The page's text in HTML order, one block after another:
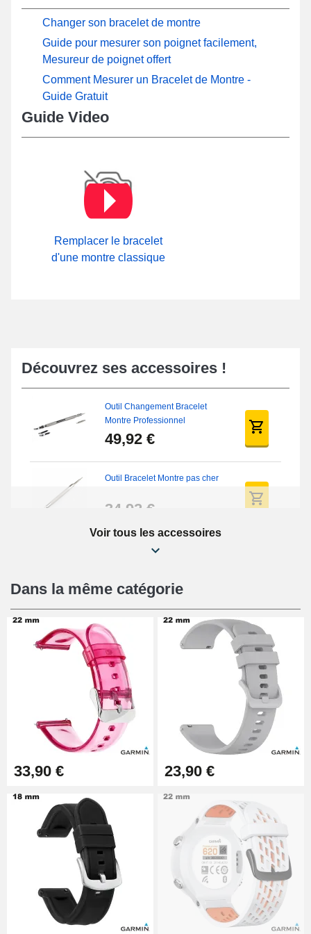
Changer son bracelet de montre
Guide pour mesurer son poignet facilement,
Mesureur de poignet offert
Comment Mesurer un Bracelet de Montre -
Guide Gratuit
Guide Video
Remplacer le bracelet
d'une montre classique
Découvrez ses accessoires !
Outil Changement Bracelet
Montre Professionnel
49,92 €
Outil Bracelet Montre pas cher
34,92 €
Kit Réparation Montre Débutant
16,90 €
Pied à Coulisse Numérique
9,90 €
Pince à Poinçonner (pince trou)
57,42 €
Pince Trou pour Bracelet de
Kit Horlogerie Débutant
26,90 €
Boîte Pompe Bracelet Montre -
Diamètre 1,50 mm - 8 à 25 mm
Voir tous les accessoires
Dans la même catégorie
33,90 € 23,90 €